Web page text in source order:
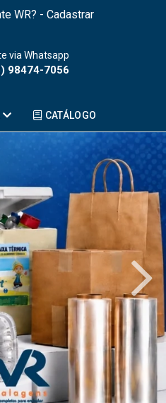
WR? - Cadastrar
via Whatsapp
98474-7056
CATÁLOGO